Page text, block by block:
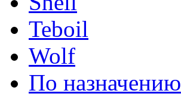
Teboil
Wolf
По назначению